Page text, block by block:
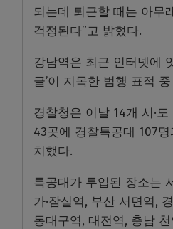
되는데 퇴근할 때는 아무
걱정된다”고 밝혔다.
강남역은 최근 인터넷에
글’이 지목한 범행 표적
경찰청은 이날 14개 시·
43곳에 경찰특공대 107
치했다.
특공대가 투입된 장소는
가·잠실역, 부산 서면역,
동대구역, 대전역, 충남